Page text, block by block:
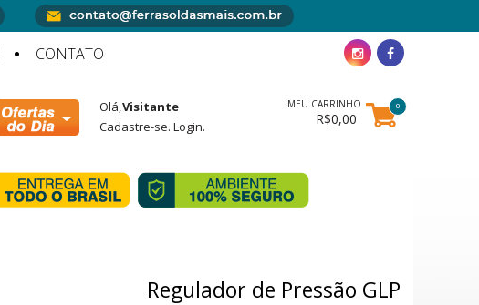
CONTATO
Olá,Visitante
Cadastre-se. Login.
0
MEU CARRINHO
R$0,00
Regulador de Pressão GLP